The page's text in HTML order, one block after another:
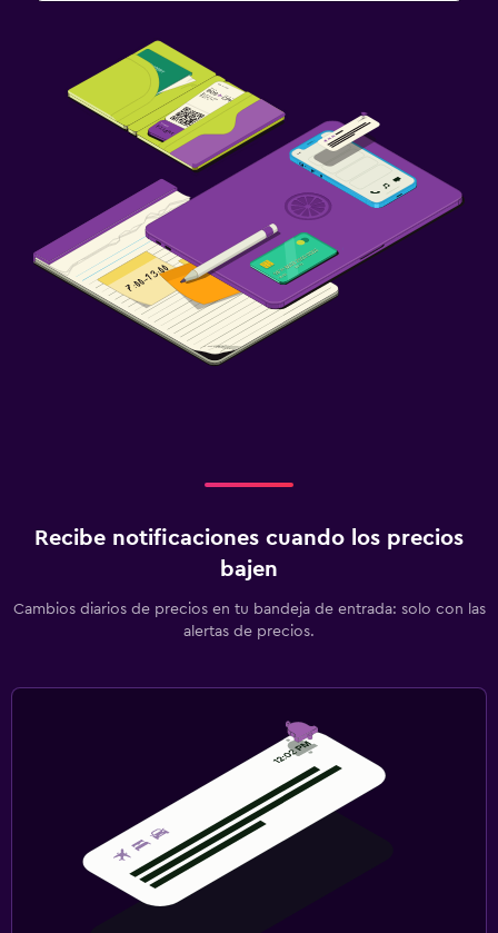
Recibe notificaciones cuando los precios
bajen
Cambios diarios de precios en tu bandeja de entrada: solo con las
alertas de precios.